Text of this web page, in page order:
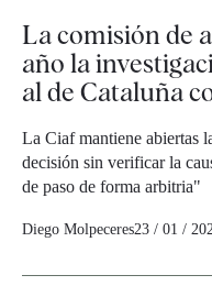
La comisión de
año la
al de Cataluña
La Ciaf mantiene abiertas
decisión sin verificar la
de paso de forma arbitria"
Diego Molpeceres23 / 01 /